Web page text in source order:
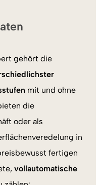
gehört die
mit und ohne
die
oder als
in
fertigen
vollautomatische